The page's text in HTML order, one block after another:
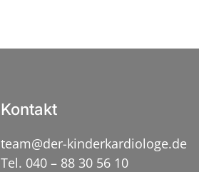
Kontakt
team@der-kinderkardiologe.de
Tel. 040 – 88 30 56 10